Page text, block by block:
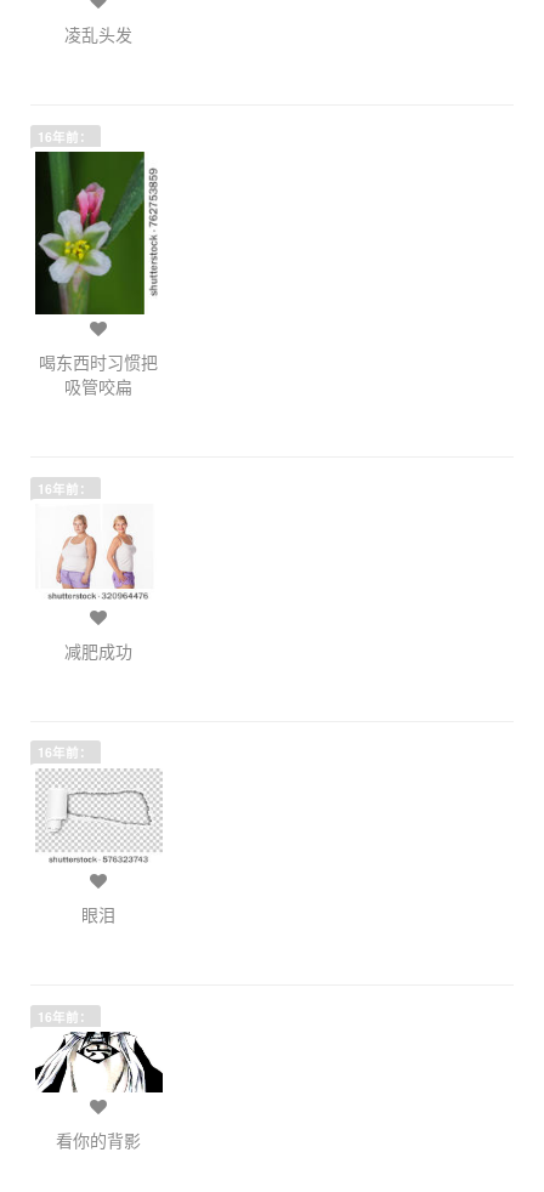
凌乱头发
16年前：
喝东西时习惯把
吸管咬扁
16年前：
减肥成功
16年前：
眼泪
16年前：
看你的背影